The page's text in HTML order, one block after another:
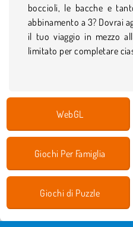
boccioli, le bacche e
abbinamento a 3? Dovrai
il tuo viaggio in mezzo
limitato per completare
WebGL
Giochi Per Famiglia
Giochi di Puzzle